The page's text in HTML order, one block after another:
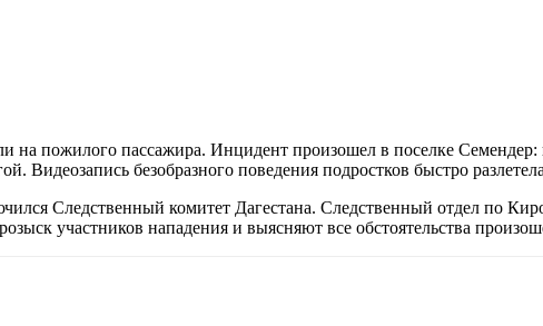
на пожилого пассажира. Инцидент произошел в поселке Семендер:
Видеозапись безобразного поведения подростков быстро
Следственный комитет Дагестана. Следственный отдел по
участников нападения и выясняют все обстоятельства